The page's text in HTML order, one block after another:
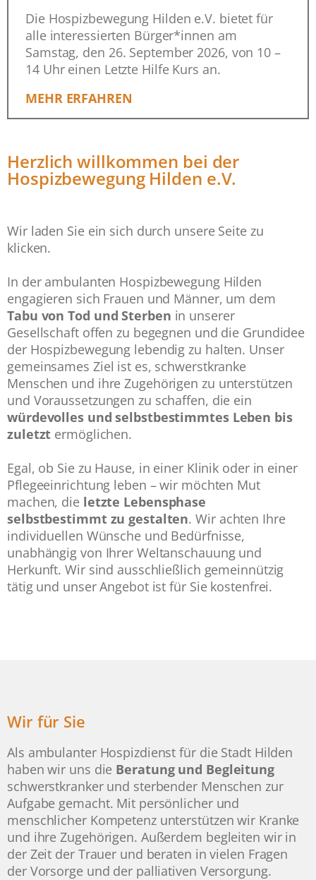
Die Hospizbewegung Hilden e.V. bietet für
alle interessierten Bürger*innen am
Samstag, den 26. September 2026, von 10 –
14 Uhr einen Letzte Hilfe Kurs an.
MEHR ERFAHREN
Herzlich willkommen bei der
Hospizbewegung Hilden e.V.
Wir laden Sie ein sich durch unsere Seite zu
klicken.
In der ambulanten Hospizbewegung Hilden
engagieren sich Frauen und Männer, um dem
Tabu von Tod und Sterben in unserer
Gesellschaft offen zu begegnen und die Grundidee
der Hospizbewegung lebendig zu halten. Unser
gemeinsames Ziel ist es, schwerstkranke
Menschen und ihre Zugehörigen zu unterstützen
und Voraussetzungen zu schaffen, die ein
würdevolles und selbstbestimmtes Leben bis
zuletzt ermöglichen.
Egal, ob Sie zu Hause, in einer Klinik oder in einer
Pflegeeinrichtung leben – wir möchten Mut
machen, die letzte Lebensphase
selbstbestimmt zu gestalten. Wir achten Ihre
individuellen Wünsche und Bedürfnisse,
unabhängig von Ihrer Weltanschauung und
Herkunft. Wir sind ausschließlich gemeinnützig
tätig und unser Angebot ist für Sie kostenfrei.
Wir für Sie
Als ambulanter Hospizdienst für die Stadt Hilden
haben wir uns die Beratung und Begleitung
schwerstkranker und sterbender Menschen zur
Aufgabe gemacht. Mit persönlicher und
menschlicher Kompetenz unterstützen wir Kranke
und ihre Zugehörigen. Außerdem begleiten wir in
der Zeit der Trauer und beraten in vielen Fragen
der Vorsorge und der palliativen Versorgung.